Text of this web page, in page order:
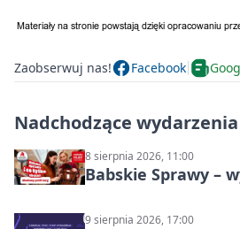
Zaobserwuj nas! Facebook
Nadchodzące wydarzenia
8 sierpnia 2026, 11:00
Babskie Sprawy –
9 sierpnia 2026, 17:00